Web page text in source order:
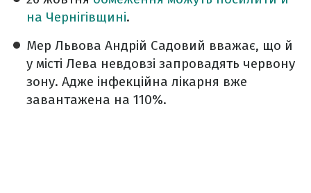
на Чернігівщині.
Мер Львова Андрій Садовий вважає, що й
у місті Лева невдовзі запровадять червону
зону. Адже інфекційна лікарня вже
завантажена на 110%.